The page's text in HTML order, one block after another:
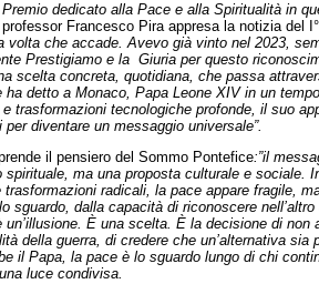
dedicato alla Pace e alla Spiritualità in
Francesco Pira appresa la notizia del
volta che accade. Avevo già vinto nel 2023,
Prestigiamo e la Giuria per questo
scelta concreta, quotidiana, che passa
detto a Monaco, Papa Leone XIV in un
trasformazioni tecnologiche profonde, il suo
diventare un messaggio universale”.
il pensiero del Sommo Pontefice:”il
ma una proposta culturale e sociale.
radicali, la pace appare fragile,
sguardo, dalla capacità di riconoscere
È una scelta. È la decisione di non
della guerra, di credere che un’alternativa sia
il Papa, la pace è lo sguardo lungo di chi
luce condivisa.